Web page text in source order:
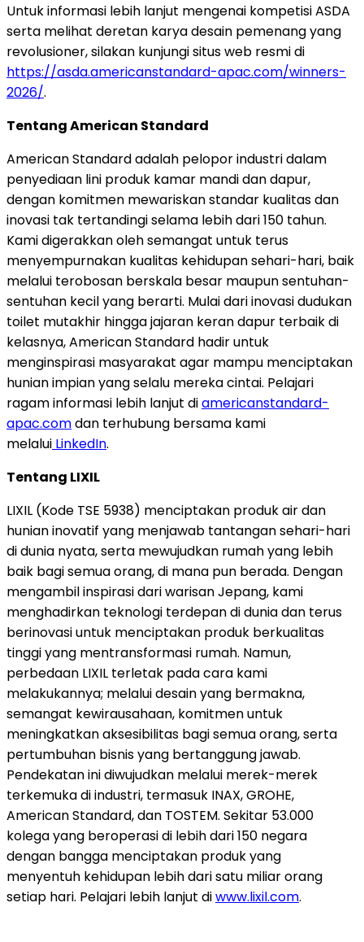
Untuk informasi lebih lanjut mengenai kompetisi ASDA
serta melihat deretan karya desain pemenang yang
revolusioner, silakan kunjungi situs web resmi di
https://asda.americanstandard-apac.com/winners-
2026/.
Tentang American Standard
American Standard adalah pelopor industri dalam
penyediaan lini produk kamar mandi dan dapur,
dengan komitmen mewariskan standar kualitas dan
inovasi tak tertandingi selama lebih dari 150 tahun.
Kami digerakkan oleh semangat untuk terus
menyempurnakan kualitas kehidupan sehari-hari, baik
melalui terobosan berskala besar maupun sentuhan-
sentuhan kecil yang berarti. Mulai dari inovasi dudukan
toilet mutakhir hingga jajaran keran dapur terbaik di
kelasnya, American Standard hadir untuk
menginspirasi masyarakat agar mampu menciptakan
hunian impian yang selalu mereka cintai. Pelajari
ragam informasi lebih lanjut diamericanstandard-
apac.comdan terhubung bersama kami
melalui LinkedIn.
Tentang LIXIL
LIXIL (Kode TSE 5938) menciptakan produk air dan
hunian inovatif yang menjawab tantangan sehari-hari
di dunia nyata, serta mewujudkan rumah yang lebih
baik bagi semua orang, di mana pun berada. Dengan
mengambil inspirasi dari warisan Jepang, kami
menghadirkan teknologi terdepan di dunia dan terus
berinovasi untuk menciptakan produk berkualitas
tinggi yang mentransformasi rumah. Namun,
perbedaan LIXIL terletak pada cara kami
melakukannya; melalui desain yang bermakna,
semangat kewirausahaan, komitmen untuk
meningkatkan aksesibilitas bagi semua orang, serta
pertumbuhan bisnis yang bertanggung jawab.
Pendekatan ini diwujudkan melalui merek-merek
terkemuka di industri, termasuk INAX, GROHE,
American Standard, dan TOSTEM. Sekitar 53.000
kolega yang beroperasi di lebih dari 150 negara
dengan bangga menciptakan produk yang
menyentuh kehidupan lebih dari satu miliar orang
setiap hari. Pelajari lebih lanjut diwww.lixil.com.